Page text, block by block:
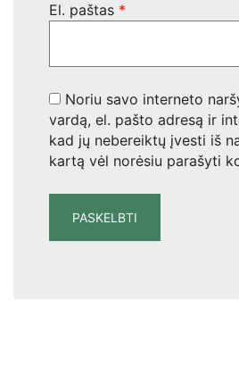
El. paštas *
Noriu savo interneto
vardą, el. pašto adresą ir
kad jų nebereiktų įvesti iš
kartą vėl norėsiu parašyti